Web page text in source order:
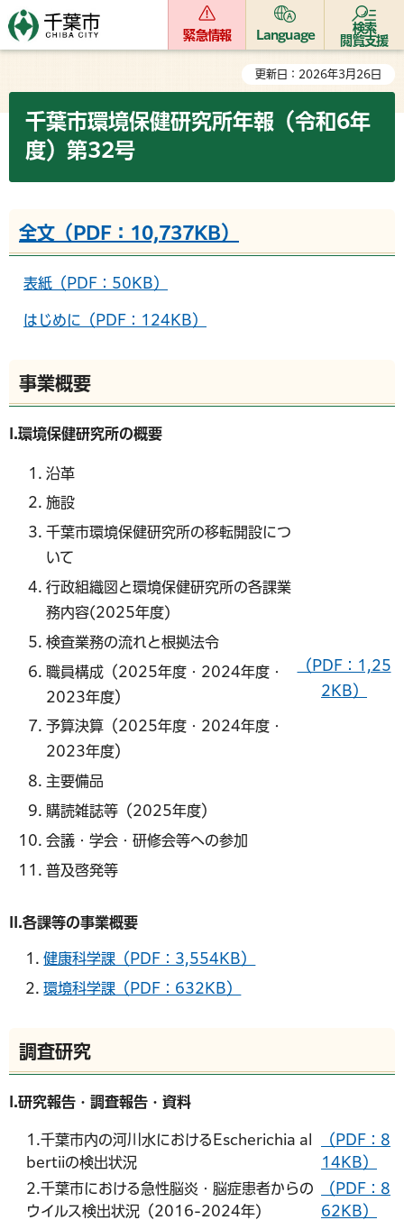
緊急情報 Language
検索
閲覧支援
更新日：2026年3月26日
千葉市環境保健研究所年報（令和6年
度）第32号
全文（PDF：10,737KB）
表紙（PDF：50KB）
はじめに（PDF：124KB）
事業概要
I.環境保健研究所の概要
沿革
施設
千葉市環境保健研究所の移転開設につ
いて
行政組織図と環境保健研究所の各課業
務内容(2025年度)
検査業務の流れと根拠法令
職員構成（2025年度・2024年度・
2023年度）
予算決算（2025年度・2024年度・
2023年度）
主要備品
購読雑誌等（2025年度）
会議・学会・研修会等への参加
普及啓発等
（PDF：1,25
2KB）
II.各課等の事業概要
健康科学課（PDF：3,554KB）
環境科学課（PDF：632KB）
調査研究
I.研究報告・調査報告・資料
1.千葉市内の河川水におけるEscherichia al
bertiiの検出状況
（PDF：8
14KB）
2.千葉市における急性脳炎・脳症患者からの
ウイルス検出状況（2016-2024年)
（PDF：8
62KB）